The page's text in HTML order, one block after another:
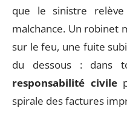
que le sinistre
malchance. Un robinet
sur le feu, une fuite
du dessous : dans
responsabilité civile
spirale des factures